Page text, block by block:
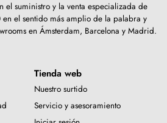
el suministro y la venta especializada de
el sentido más amplio de la palabra y
en Ámsterdam, Barcelona y Madrid.
Tienda web
Nuestro surtido
Servicio y asesoramiento